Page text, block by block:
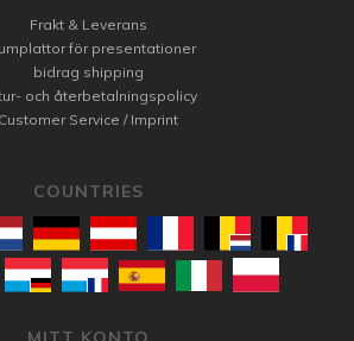
Frakt & Leverans
för presentationer
bidrag shipping
och återbetalningspolicy
Customer Service / Imprint
COUNTRIES